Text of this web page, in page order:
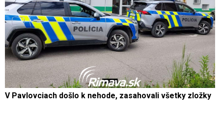
V Pavlovciach došlo k nehode, zasahovali všetky zložky